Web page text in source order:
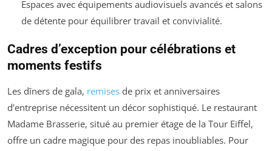
Espaces avec équipements audiovisuels avancés et salons
de détente pour équilibrer travail et convivialité.
Cadres d’exception pour célébrations et
moments festifs
Les dîners de gala, remises de prix et anniversaires
d’entreprise nécessitent un décor sophistiqué. Le restaurant
Madame Brasserie, situé au premier étage de la Tour Eiffel,
offre un cadre magique pour des repas inoubliables. Pour